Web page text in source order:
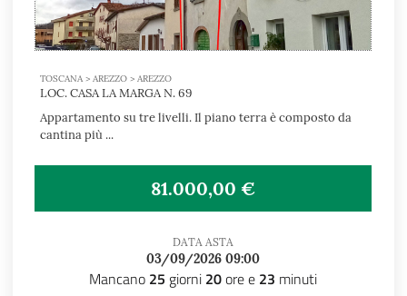
TOSCANA > AREZZO > AREZZO
LOC. CASA LA MARGA N. 69
Appartamento su tre livelli. Il piano terra è composto da
cantina più ...
81.000,00 €
DATA ASTA
03/09/2026 09:00
Mancano 25 giorni 20ore e 23 minuti